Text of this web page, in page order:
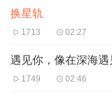
换星轨
1713 02:27
遇见你，像在深海遇
1749 02:46